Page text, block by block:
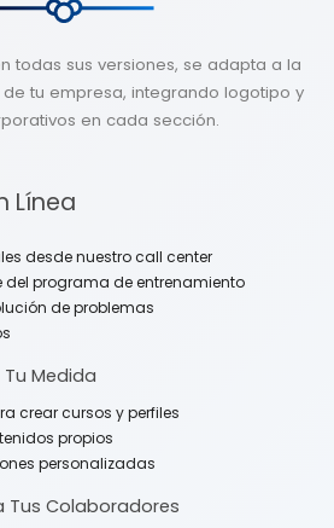
todas sus versiones, se adapta a la
tu empresa, integrando logotipo y
en cada sección.
Línea
desde nuestro call center
programa de entrenamiento
de problemas
Medida
crear cursos y perfiles
propios
personalizadas
Tus Colaboradores